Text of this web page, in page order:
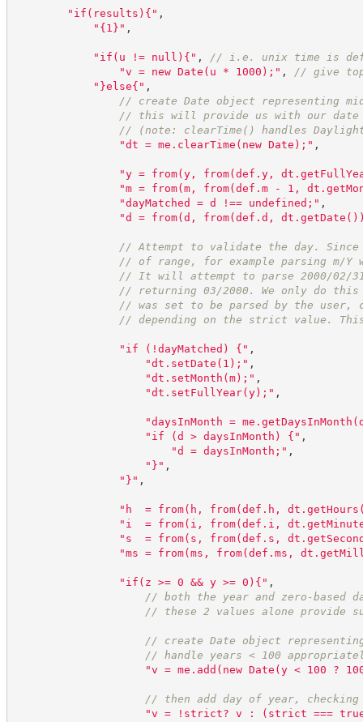
" if(results){ " ,
" {1} " ,
" if(u != null){ " , // i.e. unix time is
"v = new Date(u * 1000); " , // give
" }else{ " ,
// create Date object representing
// this will provide us with our date
// (note: clearTime() handles
"dt = me.clearTime(new Date); " ,
"y = from(y, from(def.y,
"m = from(m, from(def.m - 1,
"dayMatched = d !== undefined; " ,
"d = from(d, from(def.d,
// Attempt to validate the day.
// of range, for example parsing m/Y
// It will attempt to parse 2000/02/
// returning 03/2000. We only do
// was set to be parsed by the
// depending on the strict value.
" if (!dayMatched) { " ,
"dt.setDate(1); " ,
"dt.setMonth(m); " ,
"dt.setFullYear(y); " ,
"daysInMonth =
" if (d > daysInMonth) { " ,
"d = daysInMonth; " ,
" } " ,
" } " ,
" h  = from(h, from(def.h,
" i  = from(i, from(def.i,
" s  = from(s, from(def.s,
"ms = from(ms, from(def.ms,
" if(z >= 0 && y >= 0){ " ,
// both the year and zero-based
// these 2 values alone
// create Date object
// handle years < 100
"v = me.add(new Date(y < 100 ?
// then add day of year,
"v = !strict? v : (strict === true